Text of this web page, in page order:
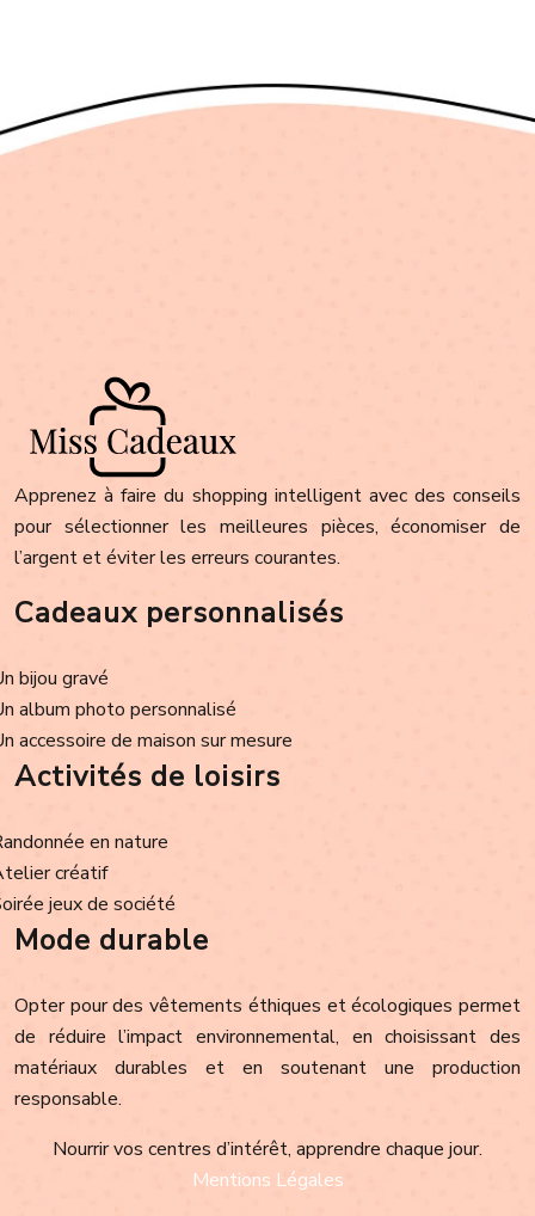
Apprenez à faire du shopping intelligent avec des conseils
pour sélectionner les meilleures pièces, économiser de
l’argent et éviter les erreurs courantes.
Cadeaux personnalisés
bijou gravé
album photo personnalisé
accessoire de maison sur mesure
Activités de loisirs
en nature
créatif
jeux de société
Mode durable
Opter pour des vêtements éthiques et écologiques permet
de réduire l’impact environnemental, en choisissant des
matériaux durables et en soutenant une production
responsable.
Nourrir vos centres d’intérêt, apprendre chaque jour.
Mentions Légales